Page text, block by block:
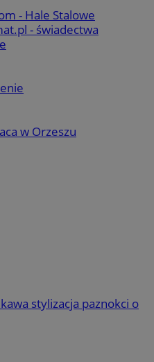
- Hale Stalowe
- świadectwa
w Orzeszu
stylizacja paznokci o